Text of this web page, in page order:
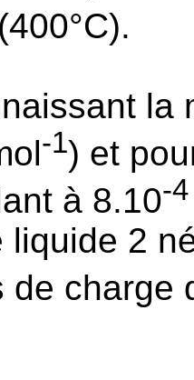
la
-1) et
à 8.10-4
liquide 2
de charge